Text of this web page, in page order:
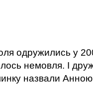
одружились у
немовля. І
назвали